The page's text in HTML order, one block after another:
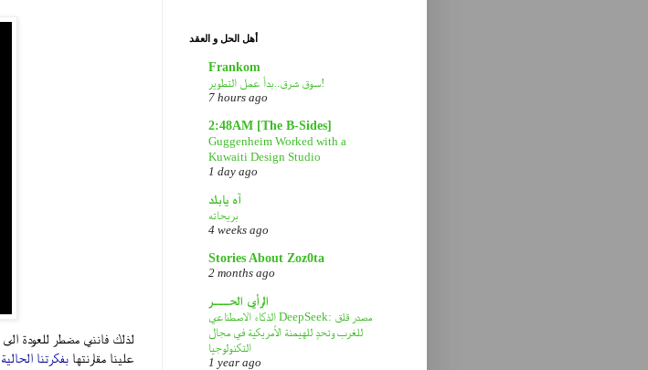
لذلك فانني مضطر للعودة الى
علينا مقارنتها بفكرتنا الحالية
أهل الحل و العقد
Frankom
سوق شرق..بدأ عمل التطوير!
7 hours ago
2:48AM [The B-Sides]
Guggenheim Worked with a
Kuwaiti Design Studio
1 day ago
آه يابلد
بريحاته
4 weeks ago
Stories About Zoz0ta
2 months ago
الرأي الحـــر
الذكاء الاصطناعي DeepSeek: مصدر قلق
للغرب وتحدٍ للهيمنة الأمريكية في مجال
التكنولوجيا
1 year ago